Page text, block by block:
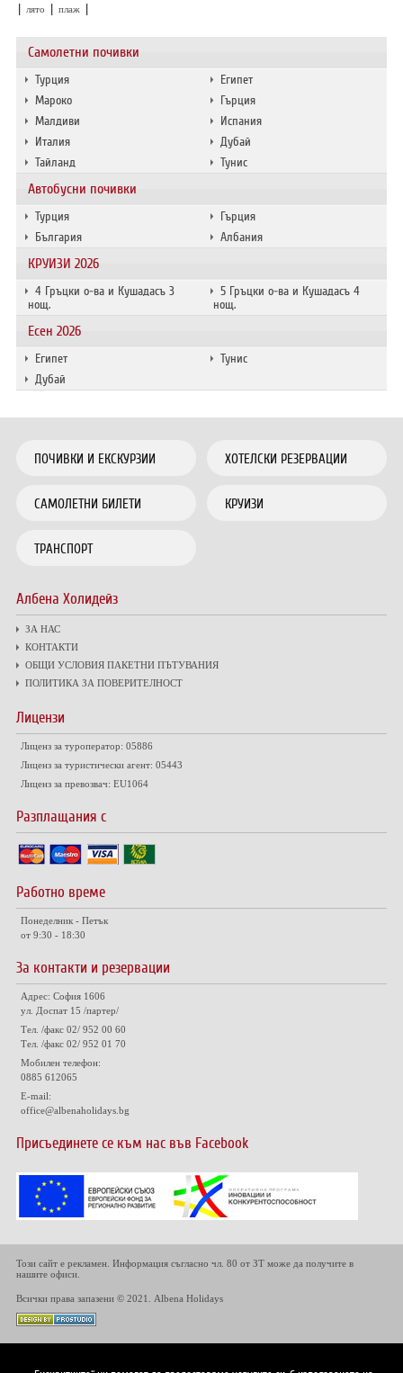
Самолетни почивки
Турция
Египет
Мароко
Гърция
Малдиви
Испания
Италия
Дубай
Тайланд
Тунис
Автобусни почивки
Турция
Гърция
България
Албания
КРУИЗИ 2026
4 Гръцки о-ва и Кушадасъ 3
нощ.
5 Гръцки о-ва и Кушадасъ 4
нощ.
Есен 2026
Египет
Тунис
Дубай
| лято | плаж |
ПОЧИВКИ И ЕКСКУРЗИИ ХОТЕЛСКИ РЕЗЕРВАЦИИ
САМОЛЕТНИ БИЛЕТИ КРУИЗИ
ТРАНСПОРТ
Албена Холидейз
ЗА НАС
КОНТАКТИ
ОБЩИ УСЛОВИЯ ПАКЕТНИ ПЪТУВАНИЯ
ПОЛИТИКА ЗА ПОВЕРИТЕЛНОСТ
Лицензи
Лиценз за туроператор: 05886
Лиценз за туристически агент: 05443
Лиценз за превозвач: EU1064
Разплащания с
Работно време
Понеделник - Петък
от 9:30 - 18:30
За контакти и резервации
Адрес: София 1606
ул. Доспат 15 /партер/
Тел. /факс 02/ 952 00 60
Тел. /факс 02/ 952 01 70
Мобилен телефон:
0885 612065
E-mail:
office@albenaholidays.bg
Присъединете се към нас във Facebook
Този сайт е рекламен. Информация съгласно чл. 80 от ЗТ може да получите в
нашите офиси.
Всички права запазени © 2021. Albena Holidays